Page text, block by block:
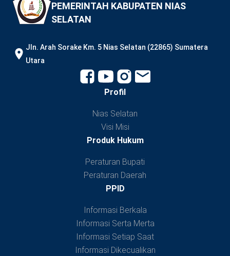
PEMERINTAH KABUPATEN NIAS
SELATAN
JIn. Arah Sorake Km. 5 Nias Selatan (22865) Sumatera
Utara
Profil
Nias Selatan
Visi Misi
Produk Hukum
Peraturan Bupati
Peraturan Daerah
PPID
Informasi Berkala
Informasi Serta Merta
Informasi Setiap Saat
Informasi Dikecualikan